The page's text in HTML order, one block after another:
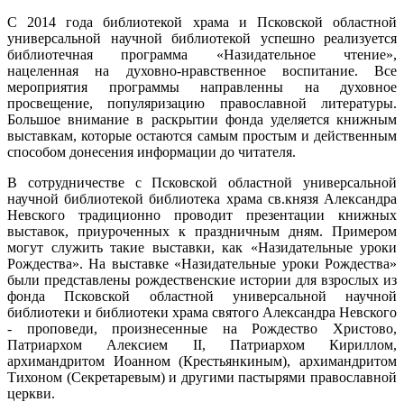
С 2014 года библиотекой храма и Псковской областной
универсальной научной библиотекой успешно реализуется
библиотечная программа «Назидательное чтение»,
нацеленная на духовно-нравственное воспитание. Все
мероприятия программы направленны на духовное
просвещение, популяризацию православной литературы.
Большое внимание в раскрытии фонда уделяется книжным
выставкам, которые остаются самым простым и действенным
способом донесения информации до читателя.
В сотрудничестве с Псковской областной универсальной
научной библиотекой библиотека храма св.князя Александра
Невского традиционно проводит презентации книжных
выставок, приуроченных к праздничным дням. Примером
могут служить такие выставки, как «Назидательные уроки
Рождества». На выставке «Назидательные уроки Рождества»
были представлены рождественские истории для взрослых из
фонда Псковской областной универсальной научной
библиотеки и библиотеки храма святого Александра Невского
- проповеди, произнесенные на Рождество Христово,
Патриархом Алексием II, Патриархом Кириллом,
архимандритом Иоанном (Крестьянкиным), архимандритом
Тихоном (Секретаревым) и другими пастырями православной
церкви.